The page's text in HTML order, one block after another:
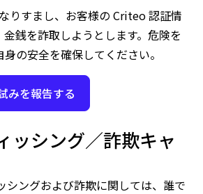
りすまし、お客様の Criteo 認証情
銭を詐取しようとします。危険を
の安全を確保してください。
みを報告する
ッシング／詐欺キャ
ングおよび詐欺に関しては、誰で